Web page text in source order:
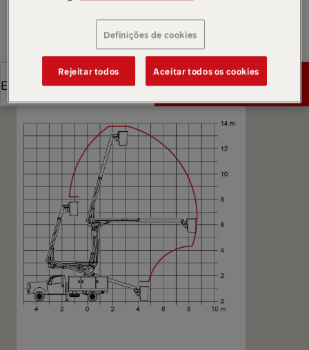
Pedir orçamento
Encontrar parceiro de vendas
Encontrar parceiro de vendas
Especificações técnicas
Especificações técnicas
Pedir orçamento
Pedir orçamento
Diagramas
Definições de cookies
Rejeitar todos Aceitar todos os cookies